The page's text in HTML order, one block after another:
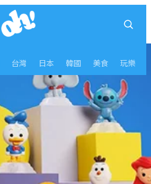
台灣 日本 韓國 美食 玩樂